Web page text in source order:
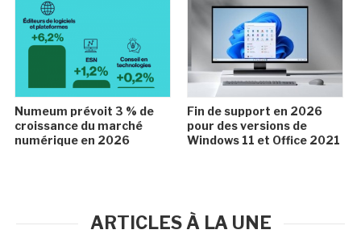
Numeum prévoit 3 % de
croissance du marché
numérique en 2026
Fin de support en 2026
pour des versions de
Windows 11 et Office 2021
ARTICLES À LA UNE